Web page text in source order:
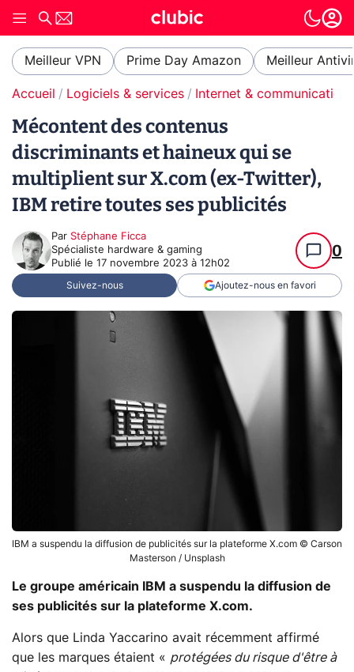
Meilleur VPN Prime Day Amazon Meilleur
Accueil Logiciels & services Internet & communication
Mécontent des contenus
discriminants et haineux qui se
multiplient sur X.com (ex-Twitter),
IBM retire toutes ses publicités
Par Stéphane Ficca
Spécialiste hardware & gaming
Publié le 17 novembre 2023 à 12h02
0
Suivez-nous Ajoutez-nous en favori
IBM a suspendu la diffusion de publicités sur la plateforme X.com © Carson
Masterson / Unsplash
Le groupe américain IBM a suspendu la diffusion de
ses publicités sur la plateforme X.com.
Alors que Linda Yaccarino avait récemment affirmé
que les marques étaient « protégées du risque d'être à